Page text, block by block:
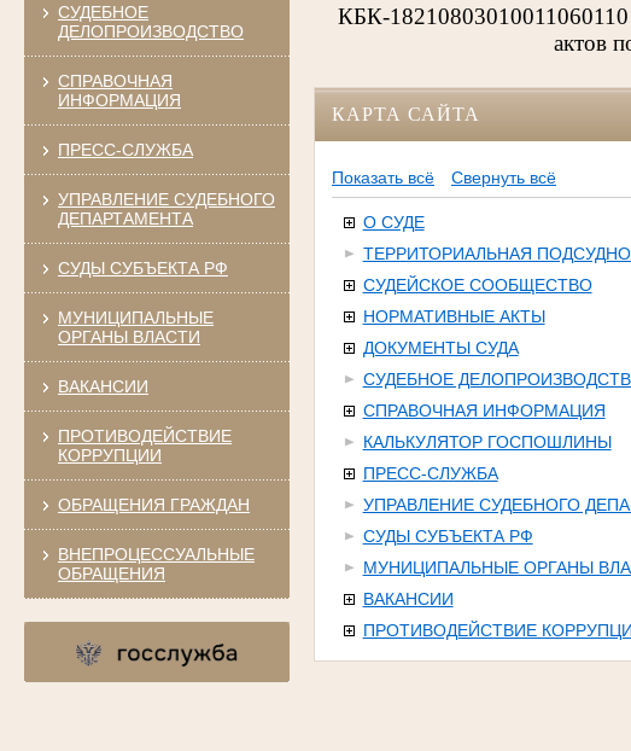
СУДЕБНОЕ
ДЕЛОПРОИЗВОДСТВО
СПРАВОЧНАЯ
ИНФОРМАЦИЯ
ПРЕСС-СЛУЖБА
УПРАВЛЕНИЕ СУДЕБНОГО
ДЕПАРТАМЕНТА
СУДЫ СУБЪЕКТА РФ
МУНИЦИПАЛЬНЫЕ
ОРГАНЫ ВЛАСТИ
ВАКАНСИИ
ПРОТИВОДЕЙСТВИЕ
КОРРУПЦИИ
ОБРАЩЕНИЯ ГРАЖДАН
ВНЕПРОЦЕССУАЛЬНЫЕ
ОБРАЩЕНИЯ
КБК-18210803010011060110
актов
КАРТА САЙТА
Показать всё Свернуть всё
О СУДЕ
ТЕРРИТОРИАЛЬНАЯ
СУДЕЙСКОЕ СООБЩЕСТВО
НОРМАТИВНЫЕ АКТЫ
ДОКУМЕНТЫ СУДА
СУДЕБНОЕ
СПРАВОЧНАЯ ИНФОРМАЦИЯ
КАЛЬКУЛЯТОР ГОСПОШЛИНЫ
ПРЕСС-СЛУЖБА
УПРАВЛЕНИЕ СУДЕБНОГО
СУДЫ СУБЪЕКТА РФ
МУНИЦИПАЛЬНЫЕ ОРГАНЫ
ВАКАНСИИ
ПРОТИВОДЕЙСТВИЕ